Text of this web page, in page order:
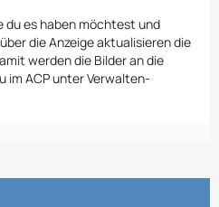
du es haben möchtest und
die Anzeige aktualisieren die
werden die Bilder an die
im ACP unter Verwalten-